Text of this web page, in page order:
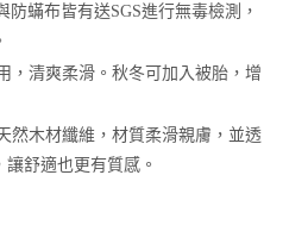
防蟎布皆有送SGS進行無毒檢測，
，清爽柔滑。秋冬可加入被胎，增
然木材纖維，材質柔滑親膚，並透
舒適也更有質感。